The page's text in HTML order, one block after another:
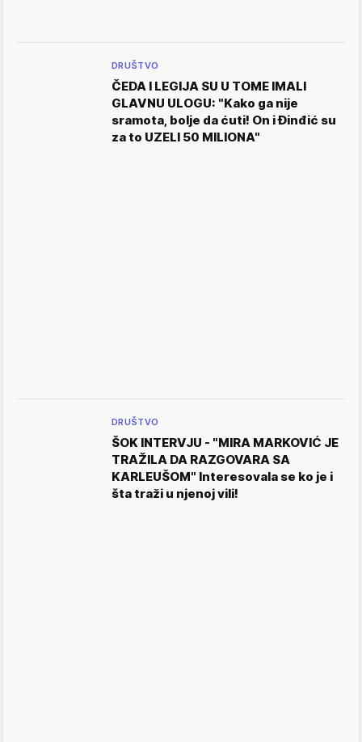
DRUŠTVO
ČEDA I LEGIJA SU U TOME IMALI
GLAVNU ULOGU: "Kako ga nije
sramota, bolje da ćuti! On i Đinđić su
za to UZELI 50 MILIONA"
DRUŠTVO
ŠOK INTERVJU - "MIRA MARKOVIĆ JE
TRAŽILA DA RAZGOVARA SA
KARLEUŠOM" Interesovala se ko je i
šta traži u njenoj vili!